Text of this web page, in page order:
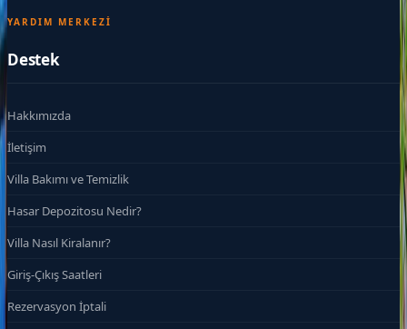
YARDIM MERKEZI
Destek
Hakkımızda
İletişim
Villa Bakımı ve Temizlik
Hasar Depozitosu Nedir?
Villa Nasıl Kiralanır?
Giriş-Çıkış Saatleri
Rezervasyon İptali